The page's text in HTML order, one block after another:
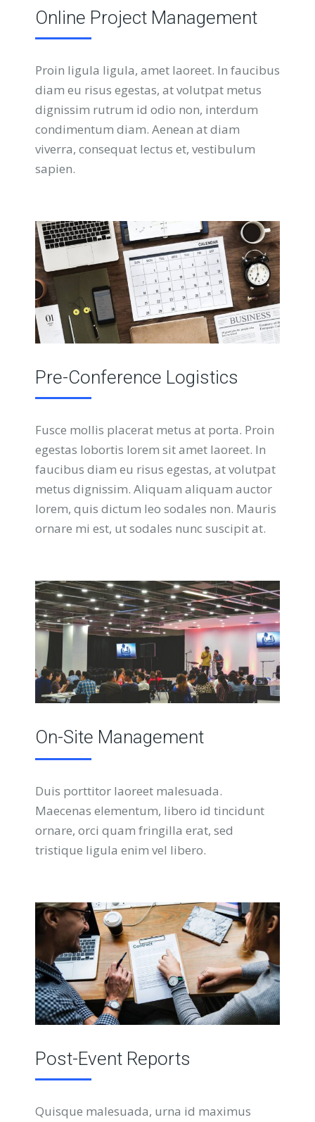
Online Project Management
Proin ligula ligula, amet laoreet. In faucibus
diam eu risus egestas, at volutpat metus
dignissim rutrum id odio non, interdum
condimentum diam. Aenean at diam
viverra, consequat lectus et, vestibulum
sapien.
Pre-Conference Logistics
Fusce mollis placerat metus at porta. Proin
egestas lobortis lorem sit amet laoreet. In
faucibus diam eu risus egestas, at volutpat
metus dignissim. Aliquam aliquam auctor
lorem, quis dictum leo sodales non. Mauris
ornare mi est, ut sodales nunc suscipit at.
On-Site Management
Duis porttitor laoreet malesuada.
Maecenas elementum, libero id tincidunt
ornare, orci quam fringilla erat, sed
tristique ligula enim vel libero.
Post-Event Reports
Quisque malesuada, urna id maximus